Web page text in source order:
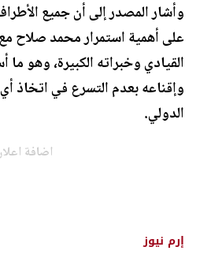
وأشار المصدر إلى أن جميع
على أهمية استمرار محمد صلاح
القيادي وخبراته الكبيرة، وهو
وإقناعه بعدم التسرع في اتخاذ
الدولي.
اضافة
إرم نيوز